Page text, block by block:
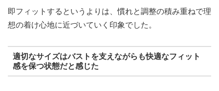
即フィットするというよりは、慣れと調整の積み重ねで理
想の着け心地に近づいていく印象でした。
適切なサイズはバストを支えながらも快適なフィット
感を保つ状態だと感じた